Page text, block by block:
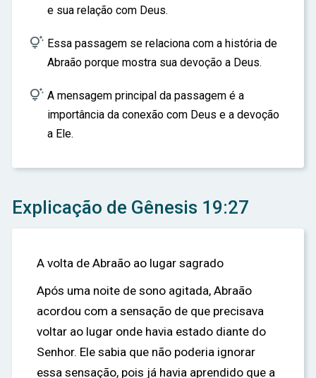
e sua relação com Deus.
 Essa passagem se relaciona com a história de
Abraão porque mostra sua devoção a Deus.
 A mensagem principal da passagem é a
importância da conexão com Deus e a devoção
a Ele.
Explicação de Gênesis 19:27
A volta de Abraão ao lugar sagrado
Após uma noite de sono agitada, Abraão
acordou com a sensação de que precisava
voltar ao lugar onde havia estado diante do
Senhor. Ele sabia que não poderia ignorar
essa sensação, pois já havia aprendido que a